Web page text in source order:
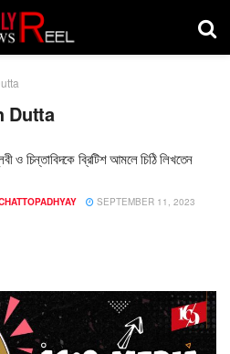
Dutta
ও চিন্তাবিদকে ব্রিটিশ আমলে চিঠি লিখতেন
SEPTEMBER 11, 2023